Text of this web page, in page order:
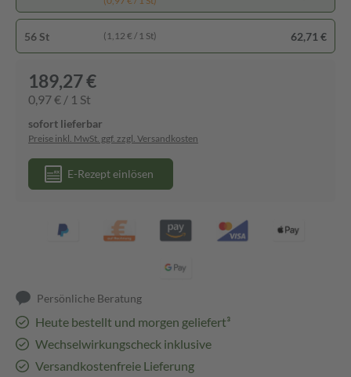
56 St (1,12 € / 1 St) 62,71 €
189,27 €
0,97 € / 1 St
sofort lieferbar
Preise inkl. MwSt. ggf. zzgl. Versandkosten
E-Rezept einlösen
Persönliche Beratung
Heute bestellt und morgen geliefert³
Wechselwirkungscheck inklusive
Versandkostenfreie Lieferung